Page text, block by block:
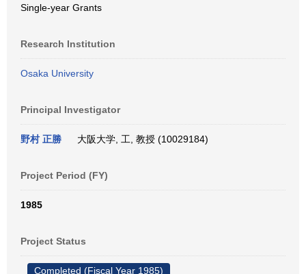
Single-year Grants
Research Institution
Osaka University
Principal Investigator
野村 正勝 大阪大学, 工, 教授 (10029184)
Project Period (FY)
1985
Project Status
Completed (Fiscal Year 1985)